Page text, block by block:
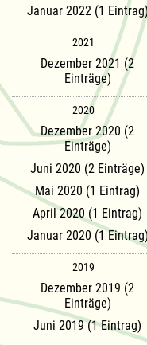
Januar 2022 (1
2021
Dezember 2021 (2
Einträge)
2020
Dezember 2020 (2
Einträge)
Juni 2020 (2 Einträge)
Mai 2020 (1 Eintrag)
April 2020 (1 Eintrag)
Januar 2020 (1 Eintrag)
2019
Dezember 2019 (2
Einträge)
Juni 2019 (1 Eintrag)